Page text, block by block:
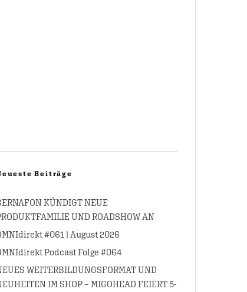
Beiträge
KÜNDIGT NEUE
UND ROADSHOW AN
#061 | August 2026
Podcast Folge #064
WEITERBILDUNGSFORMAT UND
IM SHOP – MIGOHEAD FEIERT 5-